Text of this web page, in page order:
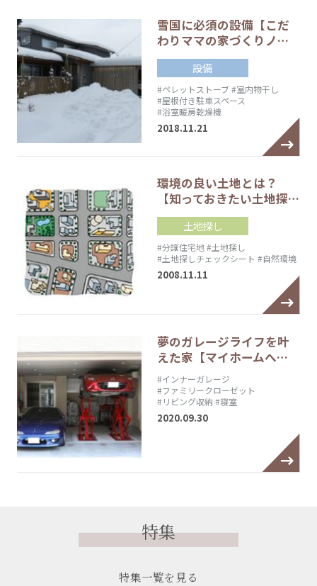
雪国に必須の設備【こだ
わりママの家づくりノ…
設備
#ペレットストーブ#室内物干し
#屋根付き駐車スペース
#浴室暖房乾燥機
2018.11.21
環境の良い土地とは？
【知っておきたい土地探…
土地探し
#分譲住宅地#土地探し
#土地探しチェックシート #自然環境
2008.11.11
夢のガレージライフを叶
えた家【マイホームへ…
#インナーガレージ
#ファミリークローゼット
#リビング収納 #寝室
2020.09.30
特集
特集一覧を見る